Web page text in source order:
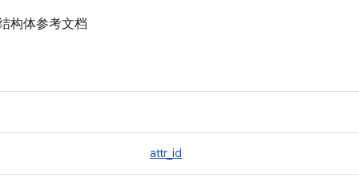
构体参考文档
attr_id